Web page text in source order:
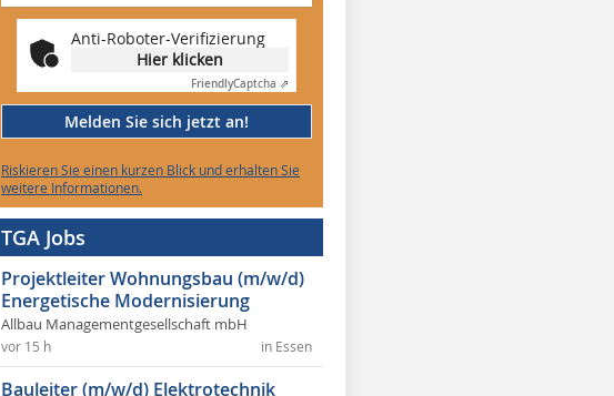
Anti-Roboter-Verifizierung
Hier klicken
FriendlyCaptcha ⇗
Melden Sie sich jetzt an!
Riskieren Sie einen kurzen Blick und erhalten Sie
weitere Informationen.
TGA Jobs
Projektleiter Wohnungsbau (m/w/d)
Energetische Modernisierung
Allbau Managementgesellschaft mbH
in Essen
vor 15 h
Bauleiter (m/w/d) Elektrotechnik